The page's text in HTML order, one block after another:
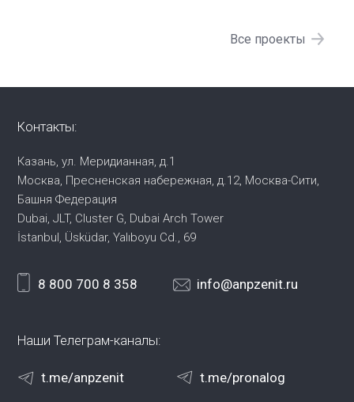
Все проекты
Контакты:
Казань, ул. Меридианная, д.1
Москва, Пресненская набережная, д.12, Москва-Сити,
Башня Федерация
Dubai, JLT, Cluster G, Dubai Arch Tower
İstanbul, Üsküdar, Yalıboyu Cd., 69
8 800 700 8 358 info@anpzenit.ru
Наши Телеграм-каналы:
t.me/anpzenit t.me/pronalog